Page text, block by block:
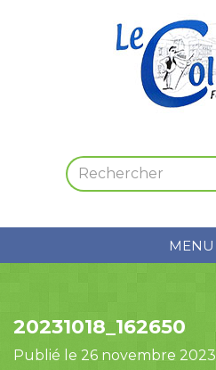
MENU
20231018_162650
Publié le 26 novembre 2023